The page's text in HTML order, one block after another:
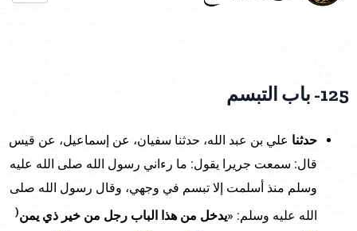
125- باب التبسم
حدثنا علي بن عبد الله، حدثنا سفيان، عن إسماعيل، عن قيس
قال: سمعت جريرا يقول: ما رءاني رسول الله صلى الله عليه
وسلم منذ أسلمت إلا تبسم في وجهي، وقال رسول الله صلى
الله عليه وسلم: «يدخل من هذا الباب رجل من خير ذي يمن(